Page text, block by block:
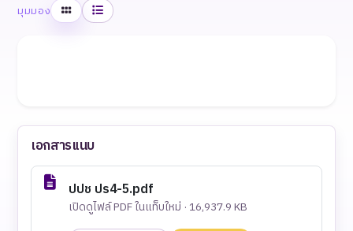
มุมมอง ตารางรายการ
เอกสารแนบ
ปปช ปร4-5.pdf
เปิดดูไฟล์ PDF ในแท็บใหม่ · 16,937.9 KB